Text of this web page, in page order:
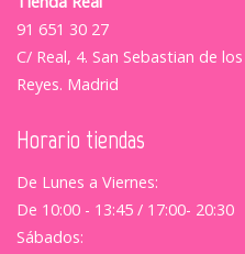
91 651 30 27
C/ Real, 4. San Sebastian de los
Reyes. Madrid
Horario tiendas
De Lunes a Viernes:
De 10:00 - 13:45 / 17:00- 20:30
Sábados: